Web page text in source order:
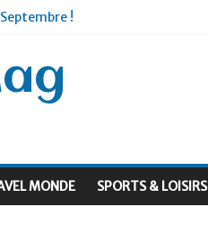
!
MONDE SPORTS & LOISIRS